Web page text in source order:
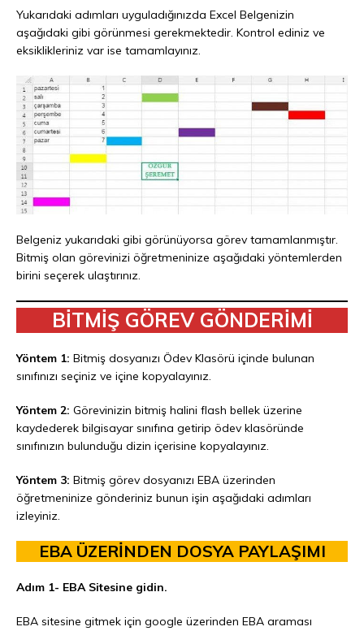
Yukarıdaki adımları uyguladığınızda Excel Belgenizin
aşağıdaki gibi görünmesi gerekmektedir. Kontrol ediniz ve
eksiklikleriniz var ise tamamlayınız.
Belgeniz yukarıdaki gibi görünüyorsa görev tamamlanmıştır.
Bitmiş olan görevinizi öğretmeninize aşağıdaki yöntemlerden
birini seçerek ulaştırınız.
BİTMİŞ GÖREV GÖNDERİMİ
Yöntem 1: Bitmiş dosyanızı Ödev Klasörü içinde bulunan
sınıfınızı seçiniz ve içine kopyalayınız.
Yöntem 2: Görevinizin bitmiş halini flash bellek üzerine
kaydederek bilgisayar sınıfına getirip ödev klasöründe
sınıfınızın bulunduğu dizin içerisine kopyalayınız.
Yöntem 3: Bitmiş görev dosyanızı EBA üzerinden
öğretmeninize gönderiniz bunun işin aşağıdaki adımları
izleyiniz.
EBA ÜZERİNDEN DOSYA PAYLAŞIMI
Adım 1- EBA Sitesine gidin.
EBA sitesine gitmek için google üzerinden EBA araması